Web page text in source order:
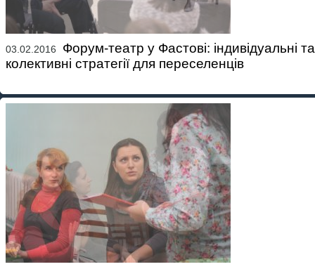
03.02.2016
Форум-театр у Фастові: індивідуальні та
колективні стратегії для переселенців